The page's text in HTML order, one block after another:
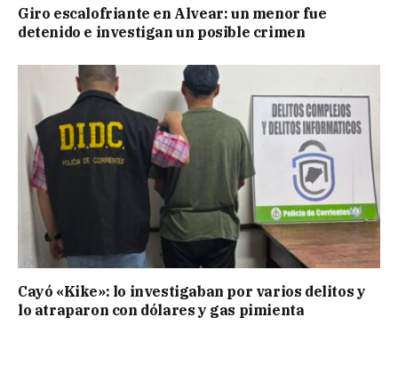
Giro escalofriante en Alvear: un menor fue
detenido e investigan un posible crimen
Cayó «Kike»: lo investigaban por varios delitos y
lo atraparon con dólares y gas pimienta